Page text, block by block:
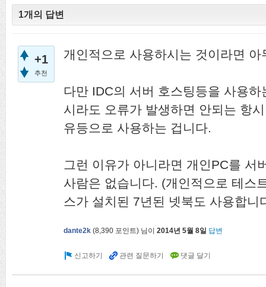
1개의 답변
+1
추천
개인적으로 사용하시는 것이라면
다만 IDC의 서버 호스팅등을 사용
시라도 오류가 발생하면 안되는 항
유등으로 사용하는 겁니다.
그런 이유가 아니라면 개인PC를 서
사람은 없습니다. (개인적으로 테스
스가 설치된 7년된 넷북도 사용합니
dante2k (8,390 포인트) 님이 2014년 5월 8일 답변